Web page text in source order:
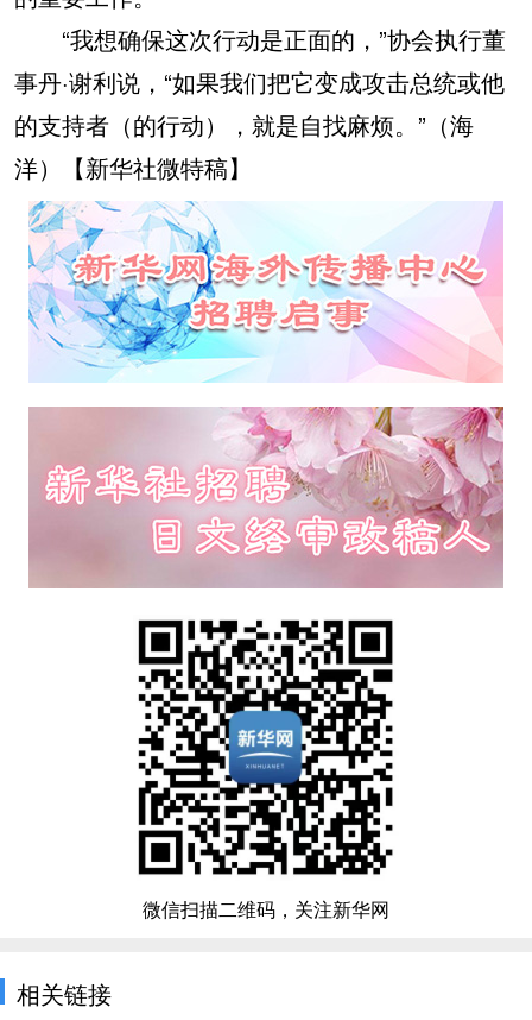
“我想确保这次行动是正面的，”协会执行董
事丹·谢利说，“如果我们把它变成攻击总统或他
的支持者（的行动），就是自找麻烦。”（海
洋）【新华社微特稿】
微信扫描二维码，关注新华网
相关链接